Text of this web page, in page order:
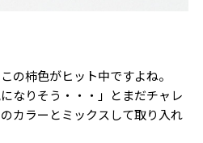
の柿色がヒット中ですよね。
なりそう・・・」とまだチャレ
カラーとミックスして取り入れ